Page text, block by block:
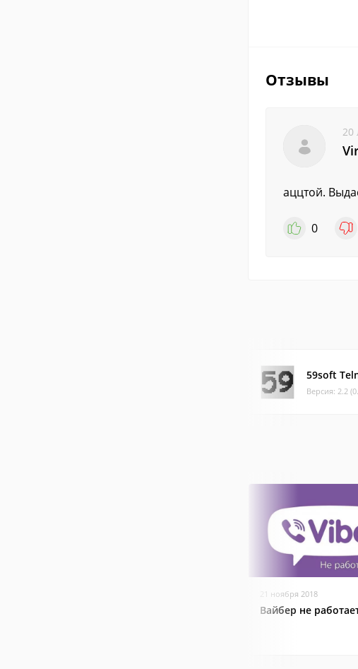
Отзывы
20
аццтой.
0
59soft
Версия: 2.2
21 ноября 2018
Вайбер не